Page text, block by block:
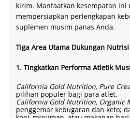
kirim. Manfaatkan kesempatan ini
mempersiapkan perlengkapan
suplemen musim panas Anda.
Tiga Area Utama Dukungan Nutrisi
1. Tingkatkan Performa Atletik
California Gold Nutrition, Pure
pilihan populer bagi para atlet.
California Gold Nutrition, Organic
penggemar kebugaran dan keto;